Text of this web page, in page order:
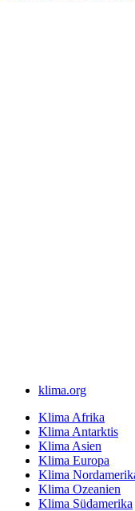
klima.org
Klima Afrika
Klima Antarktis
Klima Asien
Klima Europa
Klima
Klima Ozeanien
Klima Südamerika